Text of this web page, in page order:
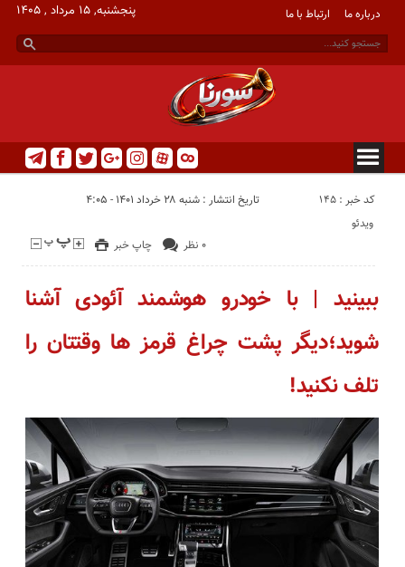
درباره ما ارتباط با ما پنجشنبه, ۱۵ مرداد , ۱۴۰۵
کد خبر : 145 تاریخ انتشار : شنبه ۲۸ خرداد ۱۴۰۱ - ۴:۰۵
چاپ خبر ۰ نظر
ویدئو
ببینید | با خودرو هوشمند آئودی آشنا
شوید؛دیگر پشت چراغ قرمز ها وقتتان را
تلف نکنید!